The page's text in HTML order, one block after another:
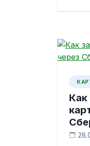
Как